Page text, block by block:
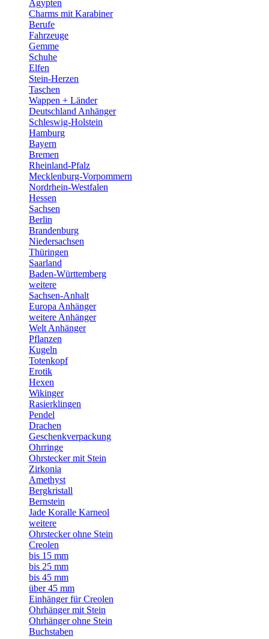
Ägypten
Charms mit Karabiner
Berufe
Fahrzeuge
Gemme
Schuhe
Elfen
Stein-Herzen
Taschen
Wappen + Länder
Deutschland Anhänger
Schleswig-Holstein
Hamburg
Bayern
Bremen
Rheinland-Pfalz
Mecklenburg-Vorpommern
Nordrhein-Westfalen
Hessen
Sachsen
Berlin
Brandenburg
Niedersachsen
Thüringen
Saarland
Baden-Württemberg
weitere
Sachsen-Anhalt
Europa Anhänger
weitere Anhänger
Welt Anhänger
Pflanzen
Kugeln
Totenkopf
Erotik
Hexen
Wikinger
Rasierklingen
Pendel
Drachen
Geschenkverpackung
Ohrringe
Ohrstecker mit Stein
Zirkonia
Amethyst
Bergkristall
Bernstein
Jade Koralle Karneol
weitere
Ohrstecker ohne Stein
Creolen
bis 15 mm
bis 25 mm
bis 45 mm
über 45 mm
Einhänger für Creolen
Ohrhänger mit Stein
Ohrhänger ohne Stein
Buchstaben